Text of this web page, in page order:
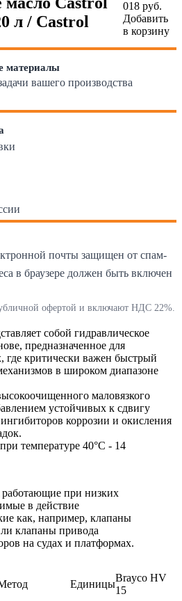
л / Castrol
018 руб.
Добавить
в корзину
материалы
вашего производства
почты защищен от спам-
в браузере должен быть включен
офертой и включают НДС 22%.
собой гидравлическое
предназначенное для
где критически важен быстрый
в широком диапазоне
маловязкого
устойчивых к сдвигу
коррозии и окисления
температуре 40°C - 14
работающие при низких
в действие
как, например, клапаны
клапаны привода
на судах и платформах.
Единицы
Brayco HV
15